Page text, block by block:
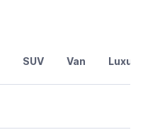
SUV Van